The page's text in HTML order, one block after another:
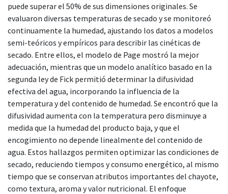
puede superar el 50% de sus dimensiones originales. Se
evaluaron diversas temperaturas de secado y se monitoreó
continuamente la humedad, ajustando los datos a modelos
semi-teóricos y empíricos para describir las cinéticas de
secado. Entre ellos, el modelo de Page mostró la mejor
adecuación, mientras que un modelo analítico basado en la
segunda ley de Fick permitió determinar la difusividad
efectiva del agua, incorporando la influencia de la
temperatura y del contenido de humedad. Se encontró que la
difusividad aumenta con la temperatura pero disminuye a
medida que la humedad del producto baja, y que el
encogimiento no depende linealmente del contenido de
agua. Estos hallazgos permiten optimizar las condiciones de
secado, reduciendo tiempos y consumo energético, al mismo
tiempo que se conservan atributos importantes del chayote,
como textura, aroma y valor nutricional. El enfoque